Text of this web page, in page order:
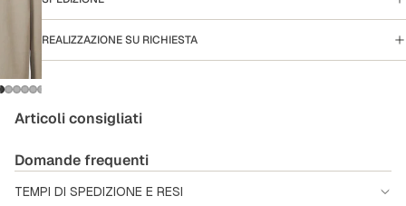
REALIZZAZIONE SU RICHIESTA
Articoli consigliati
Domande frequenti
TEMPI DI SPEDIZIONE E RESI